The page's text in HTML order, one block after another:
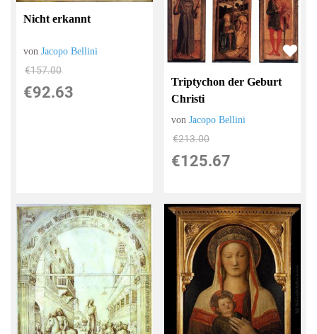
Nicht erkannt
vonJacopo Bellini
€157.00
€92.63
Triptychon der Geburt
Christi
vonJacopo Bellini
€213.00
€125.67